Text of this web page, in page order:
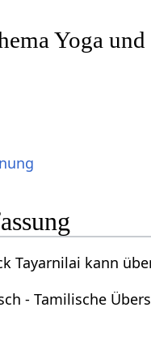
Yoga
Tayarnilai kann
- Tamilische